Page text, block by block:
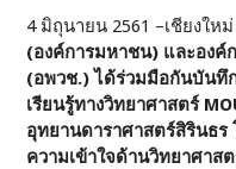
4 มิถุนายน 2561 –เชียงให
(องค์การมหาชน) และอง
(อพวช.) ได้ร่วมมือกันบันทึ
เรียนรู้ทางวิทยาศาสตร์
อุทยานดาราศาสตร์สิรินธร
ความเข้าใจด้านวิทยาศาส